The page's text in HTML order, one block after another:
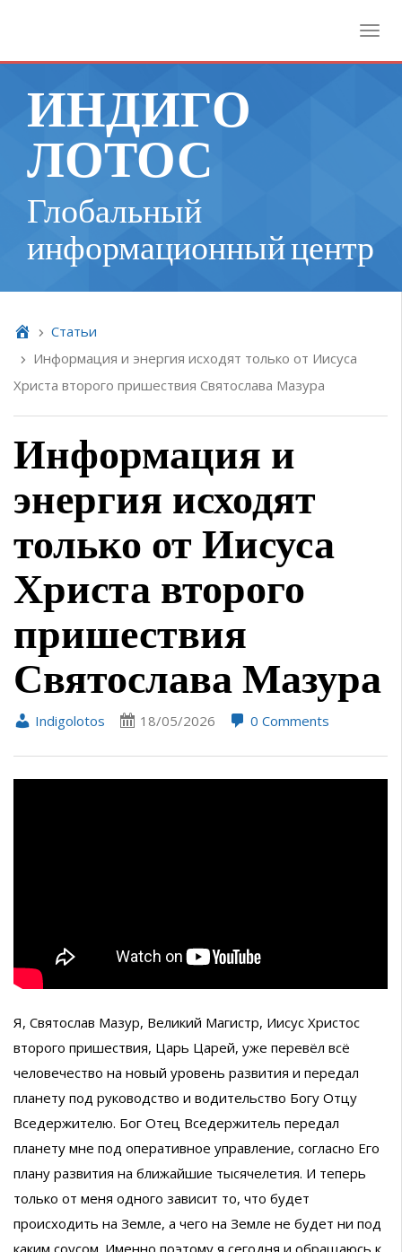
ИНДИГО
ЛОТОС
Глобальный
информационный центр
Cтатьи
Информация и энергия исходят только от Иисуса
Христа второго пришествия Святослава Мазура
Информация и
энергия исходят
только от Иисуса
Христа второго
пришествия
Святослава Мазура
Indigolotos 18/05/2026 0 Comments
Я, Святослав Мазур, Великий Магистр, Иисус Христос
второго пришествия, Царь Царей, уже перевёл всё
человечество на новый уровень развития и передал
планету под руководство и водительство Богу Отцу
Вседержителю. Бог Отец Вседержитель передал
планету мне под оперативное управление, согласно Его
плану развития на ближайшие тысячелетия. И теперь
только от меня одного зависит то, что будет
происходить на Земле, а чего на Земле не будет ни под